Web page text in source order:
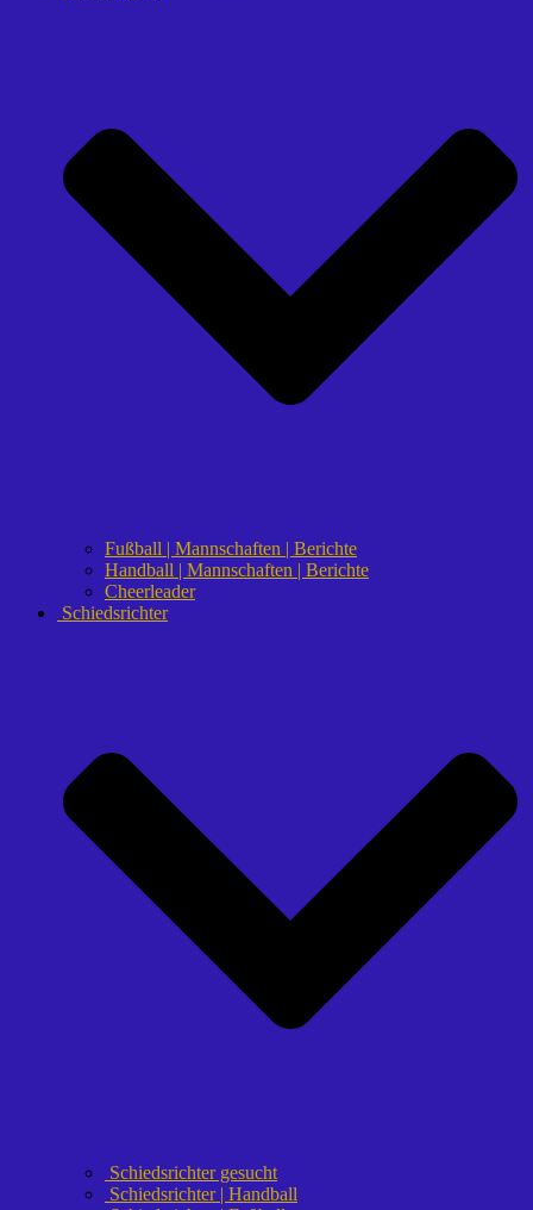
Fußball | Mannschaften | Berichte
Handball | Mannschaften | Berichte
Cheerleader
Schiedsrichter
Schiedsrichter gesucht
Schiedsrichter | Handball